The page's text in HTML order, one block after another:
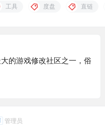
工具 度盘 直链
的游戏修改社区之一，俗
管理员